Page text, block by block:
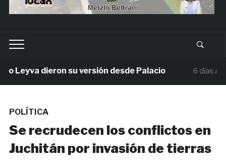
dieron su versión desde Palacio 6 días ago
POLÍTICA
Se recrudecen los conflictos en
Juchitán por invasión de tierras